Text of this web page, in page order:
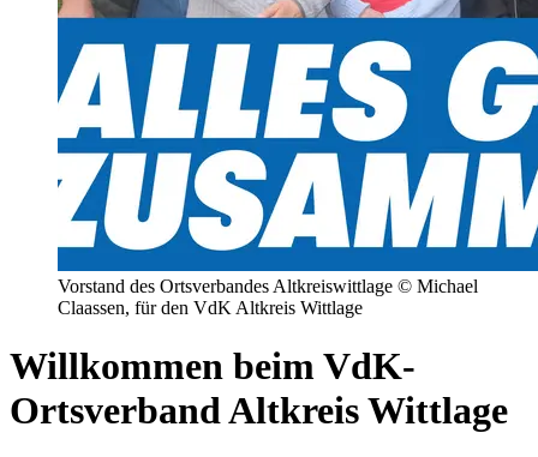
Vorstand des Ortsverbandes Altkreiswittlage © Michael
Claassen, für den VdK Altkreis Wittlage
Willkommen beim VdK-
Ortsverband Altkreis Wittlage